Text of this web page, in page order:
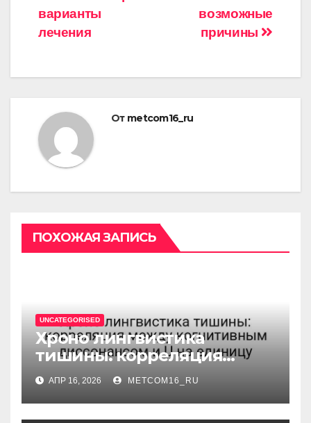
записям
возможные
причины
варианты
лечения
От metcom16_ru
ПОХОЖАЯ ЗАПИСЬ
UNCATEGORISED
Хроно лингвистика
тишины: корреляция
между когнитивным
диссонансом и U на
единицу
АПР 16, 2026 METCOM16_RU